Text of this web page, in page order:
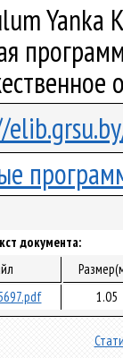
Yanka
документа:
1.05